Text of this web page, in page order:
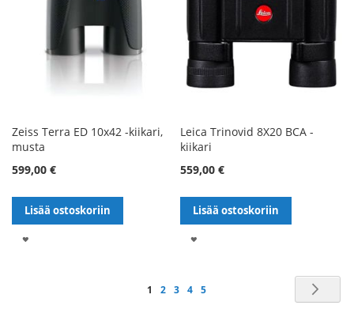
Zeiss Terra ED 10x42 -kiikari,
musta
599,00 €
Lisää ostoskoriin
Leica Trinovid 8X20 BCA -
kiikari
559,00 €
Lisää ostoskoriin
Sivu
You're
1 Sivu
2 Sivu
3 Sivu
4 Sivu
5